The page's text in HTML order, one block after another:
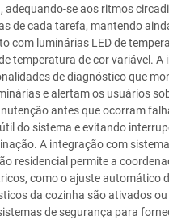
adequando-se aos ritmos
de cada tarefa, mantendo
com luminárias LED de
temperatura de cor variável. A
de diagnóstico que
e alertam os usuários
antes que ocorram
do sistema e evitando
A integração com
residencial permite a
como o ajuste automático
da cozinha são ativados ou
de segurança para